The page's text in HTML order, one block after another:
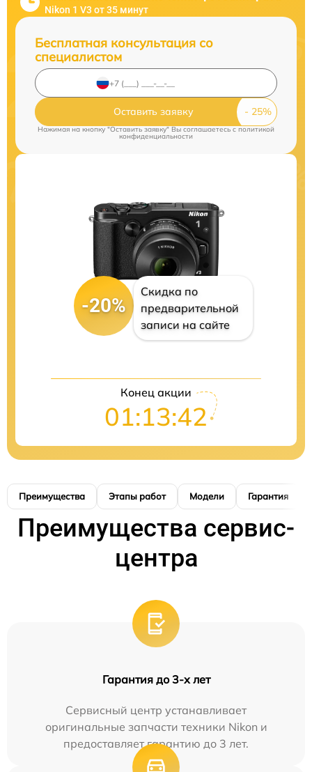
Nikon 1 V3 от 35 минут
Бесплатная консультация со
специалистом
Оставить заявку
Нажимая на кнопку "Оставить заявку" Вы соглашаетесь cполитикой
конфиденциальности
-20%
Скидка по
предварительной
записи на сайте
Конец акции
01:13:41
Преимущества Этапы работ Модели Гарантия
Преимущества сервис-
центра
Гарантия до 3-х лет
Сервисный центр устанавливает
оригинальные запчасти техники Nikon и
предоставляет гарантию до 3 лет.